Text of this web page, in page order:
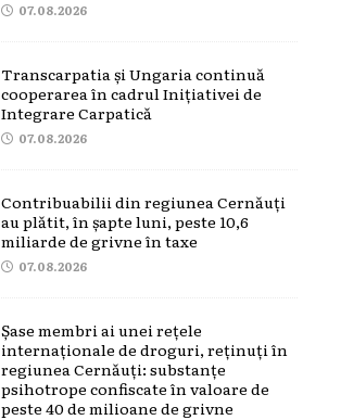
07.08.2026
Transcarpatia și Ungaria continuă
cooperarea în cadrul Inițiativei de
Integrare Carpatică
07.08.2026
Contribuabilii din regiunea Cernăuți
au plătit, în șapte luni, peste 10,6
miliarde de grivne în taxe
07.08.2026
Șase membri ai unei rețele
internaționale de droguri, reținuți în
regiunea Cernăuți: substanțe
psihotrope confiscate în valoare de
peste 40 de milioane de grivne